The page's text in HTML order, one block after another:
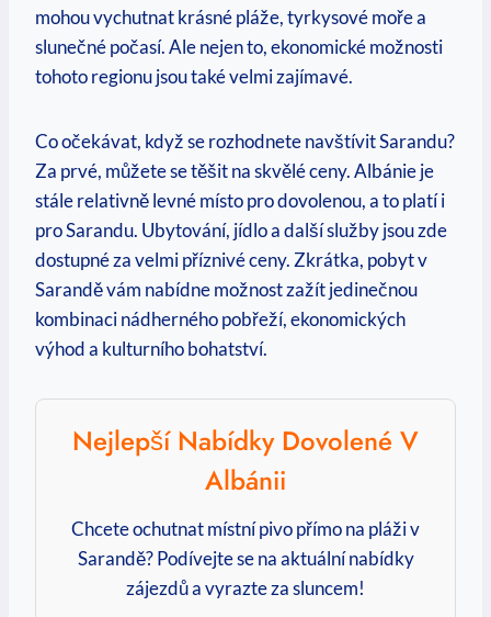
mohou vychutnat krásné pláže, tyrkysové moře a
slunečné počasí. Ale nejen to, ekonomické možnosti
tohoto regionu jsou také velmi zajímavé.
Co očekávat, když se rozhodnete navštívit Sarandu?
Za prvé, můžete se těšit na skvělé ceny. Albánie je
stále relativně levné místo pro dovolenou, a to platí i
pro Sarandu. Ubytování, jídlo a další služby jsou zde
dostupné za velmi příznivé ceny. Zkrátka, pobyt v
Sarandě vám nabídne možnost zažít jedinečnou
kombinaci nádherného pobřeží, ekonomických
výhod a kulturního bohatství.
Nejlepší Nabídky Dovolené V
Albánii
Chcete ochutnat místní pivo přímo na pláži v
Sarandě? Podívejte se na aktuální nabídky
zájezdů a vyrazte za sluncem!